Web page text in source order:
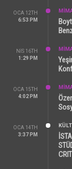
OCA 12TH
6:53 PM
NIS 16TH
1:29 PM
OCA 15TH
4:02 PM
OCA 14TH
3:37 PM